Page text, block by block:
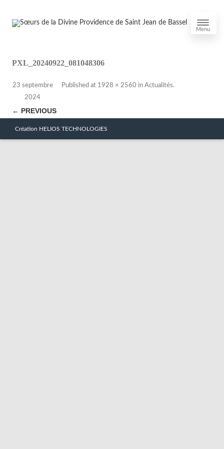
Menu
PXL_20240922_081048306
Published
23 septembre
2024
at 1928 × 2560 in Actualités.
← PREVIOUS
Création HELIOS TECHNOLOGIES